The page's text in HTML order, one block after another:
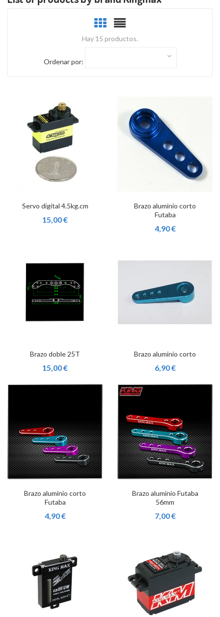
Hay 15 productos.
Ordenar por:
Servo digital 4.5kg.cm
15,00 €
Brazo aluminio corto
Futaba
4,90 €
Brazo doble 25T
15,00 €
Brazo aluminio corto
6,90 €
Brazo aluminio corto
Futaba
4,90 €
Brazo aluminio Futaba
56mm
7,00 €